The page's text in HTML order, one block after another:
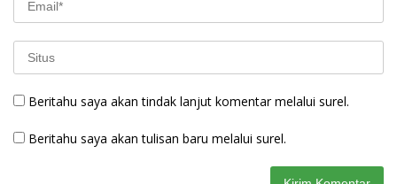
Beritahu saya akan tindak lanjut komentar melalui surel.
Beritahu saya akan tulisan baru melalui surel.